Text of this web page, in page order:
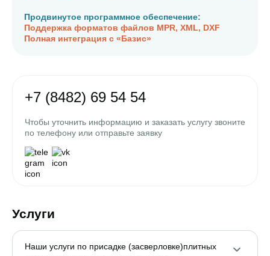
Продвинутое программное обеспечение:
Поддержка форматов файлов MPR, XML, DXF
Полная интеграция с «Базис»
+7 (8482) 69 54 54
Чтобы уточнить информацию и заказать услугу звоните
по телефону или отправьте заявку
Услуги
Наши услуги по присадке (засверловке)плитных